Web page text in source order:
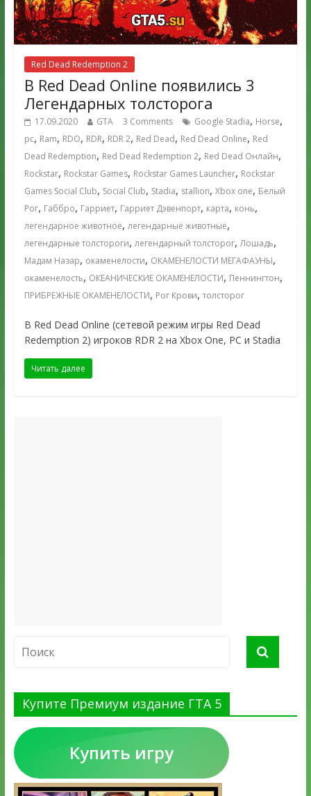
Red Dead Redemption 2
В Red Dead Online появились 3
Легендарных толсторога
17.09.2020 GTA 3 Comments Google Stadia, Horse,
pc, Ram, RDO, RDR, RDR 2, Red Dead, Red Dead Online, Red
Dead Redemption, Red Dead Redemption 2, Red Dead Онлайн,
Rockstar, Rockstar Games, Rockstar Games Launcher, Rockstar
Games Social Club, Social Club, Stadia, stallion, Xbox one, Белый
Рог, Габбро, Гарриет, Гарриет Дэвенпорт, карта, конь,
легендарное животное, легендарные животные,
легендарные толстороги, легендарный толсторог,Лошадь,
Мадам Назар, окаменелости, ОКАМЕНЕЛОСТИ МЕГАФАУНЫ,
окаменелость, ОКЕАНИЧЕСКИЕ ОКАМЕНЕЛОСТИ, Пеннингтон,
ПРИБРЕЖНЫЕ ОКАМЕНЕЛОСТИ, Рог Крови, толсторог
В Red Dead Online (сетевой режим игры Red Dead
Redemption 2) игроков RDR 2 на Xbox One, PC и Stadia
Читать далее
Купите Премиум издание ГТА 5
Купить игру